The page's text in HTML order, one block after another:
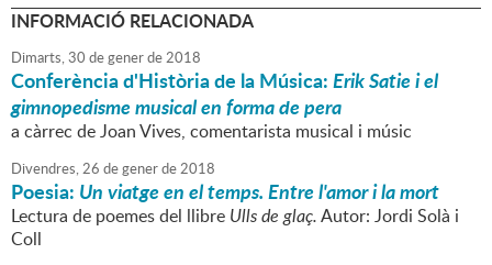
INFORMACIÓ RELACIONADA
Dimarts,30 degenerde2018
Conferència d'Història de la Música:Erik Satie i el
gimnopedisme musical en forma de pera
a càrrec de Joan Vives, comentarista musical i músic
Divendres,26 degenerde2018
Poesia: Un viatge en el temps. Entre l'amor i la mort
Lectura de poemes del llibre Ulls de glaç.Autor: Jordi Solà i
Coll